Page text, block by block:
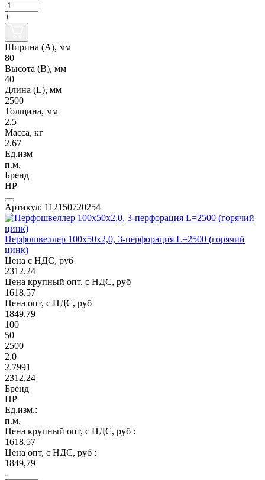
+
Ширина (А), мм
80
Высота (В), мм
40
Длина (L), мм
2500
Толщина, мм
2.5
Масса, кг
2.67
Ед.изм
п.м.
Бренд
НР
Артикул: 112150720254
Перфошвеллер 100х50х2,0, 3-перфорация L=2500 (горячий
цинк)
Цена с НДС, руб
2312.24
Цена крупный опт, с НДС, руб
1618.57
Цена опт, с НДС, руб
1849.79
100
50
2500
2.0
2.7991
2312,24
Бренд
НР
Ед.изм.:
п.м.
Цена крупный опт, с НДС, руб :
1618,57
Цена опт, с НДС, руб :
1849,79
-